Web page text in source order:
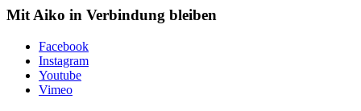
Mit Aiko in Verbindung bleiben
Facebook
Instagram
Youtube
Vimeo